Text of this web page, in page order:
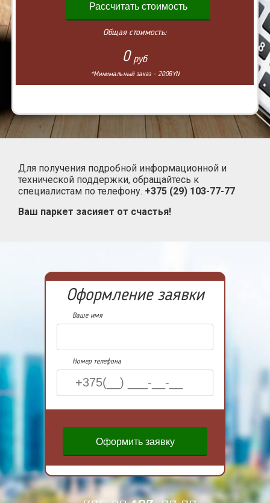
Рассчитать стоимость
Общая стоимость:
0 руб
*Минимальный заказ - 200BYN
Для получения подробной информационной и
технической поддержки, обращайтесь к
специалистам по телефону. +375 (29) 103-77-77
Ваш паркет засияет от счастья!
Оформление заявки
Ваше имя
Номер телефона